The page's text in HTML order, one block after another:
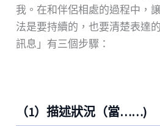
我。在和伴侶相處的過程中，
法是要持續的，也要清楚表達
訊息」有三個步驟：
（1）描述狀況（當……)